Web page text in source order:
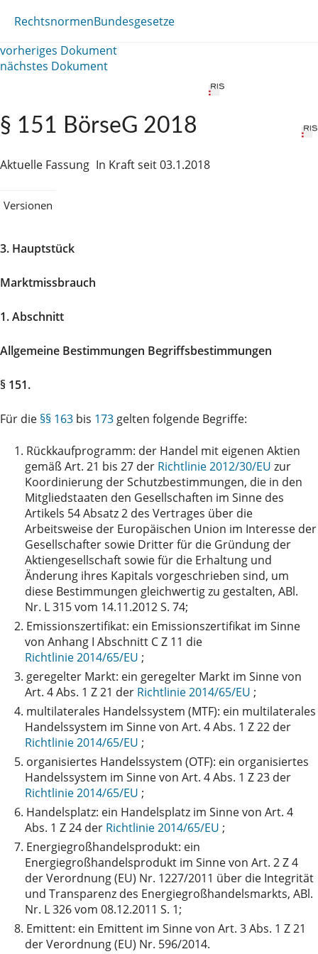
RechtsnormenBundesgesetze
vorheriges Dokument
nächstes Dokument
§ 151 BörseG 2018
Aktuelle Fassung In Kraft seit 03.1.2018
Versionen
3. Hauptstück
Marktmissbrauch
1. Abschnitt
Allgemeine Bestimmungen Begriffsbestimmungen
§ 151.
Für die §§ 163 bis 173 gelten folgende Begriffe:
1. Rückkaufprogramm: der Handel mit eigenen Aktien
gemäß Art. 21 bis 27 der Richtlinie 2012/30/EU zur
Koordinierung der Schutzbestimmungen, die in den
Mitgliedstaaten den Gesellschaften im Sinne des
Artikels 54 Absatz 2 des Vertrages über die
Arbeitsweise der Europäischen Union im Interesse der
Gesellschafter sowie Dritter für die Gründung der
Aktiengesellschaft sowie für die Erhaltung und
Änderung ihres Kapitals vorgeschrieben sind, um
diese Bestimmungen gleichwertig zu gestalten, ABl.
Nr. L 315 vom 14.11.2012 S. 74;
2. Emissionszertifikat: ein Emissionszertifikat im Sinne
von Anhang I Abschnitt C Z 11 die
Richtlinie 2014/65/EU ;
3. geregelter Markt: ein geregelter Markt im Sinne von
Art. 4 Abs. 1 Z 21 der Richtlinie 2014/65/EU ;
4. multilaterales Handelssystem (MTF): ein multilaterales
Handelssystem im Sinne von Art. 4 Abs. 1 Z 22 der
Richtlinie 2014/65/EU ;
5. organisiertes Handelssystem (OTF): ein organisiertes
Handelssystem im Sinne von Art. 4 Abs. 1 Z 23 der
Richtlinie 2014/65/EU ;
6. Handelsplatz: ein Handelsplatz im Sinne von Art. 4
Abs. 1 Z 24 der Richtlinie 2014/65/EU ;
7. Energiegroßhandelsprodukt: ein
Energiegroßhandelsprodukt im Sinne von Art. 2 Z 4
der Verordnung (EU) Nr. 1227/2011 über die Integrität
und Transparenz des Energiegroßhandelsmarkts, ABl.
Nr. L 326 vom 08.12.2011 S. 1;
8. Emittent: ein Emittent im Sinne von Art. 3 Abs. 1 Z 21
der Verordnung (EU) Nr. 596/2014.